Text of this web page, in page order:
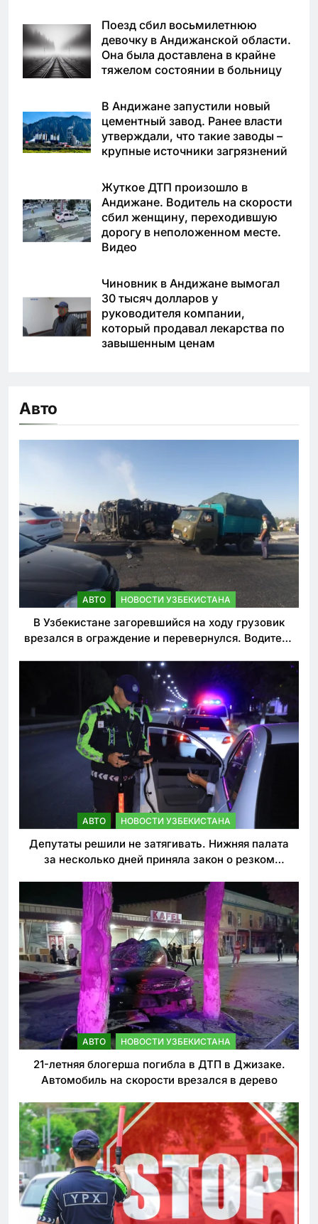
Поезд сбил восьмилетнюю
девочку в Андижанской области.
Она была доставлена в крайне
тяжелом состоянии в больницу
В Андижане запустили новый
цементный завод. Ранее власти
утверждали, что такие заводы –
крупные источники загрязнений
Жуткое ДТП произошло в
Андижане. Водитель на скорости
сбил женщину, переходившую
дорогу в неположенном месте.
Видео
Чиновник в Андижане вымогал
30 тысяч долларов у
руководителя компании,
который продавал лекарства по
завышенным ценам
Авто
АВТО НОВОСТИ УЗБЕКИСТАНА
В Узбекистане загоревшийся на ходу грузовик
врезался в ограждение и перевернулся. Водитель
АВТО НОВОСТИ УЗБЕКИСТАНА
Депутаты решили не затягивать. Нижняя палата
за несколько дней приняла закон о резком
АВТО НОВОСТИ УЗБЕКИСТАНА
21-летняя блогерша погибла в ДТП в Джизаке.
Автомобиль на скорости врезался в дерево